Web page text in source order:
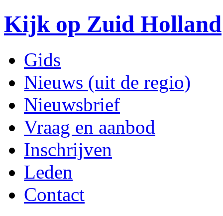
Kijk op Zuid Holland
Gids
Nieuws (uit de regio)
Nieuwsbrief
Vraag en aanbod
Inschrijven
Leden
Contact